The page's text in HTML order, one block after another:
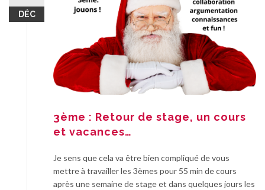
DÉC
3ème : Retour de stage, un cours
et vacances…
Je sens que cela va être bien compliqué de vous
mettre à travailler les 3èmes pour 55 min de cours
après une semaine de stage et dans quelques jours les